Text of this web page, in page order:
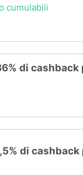
cumulabili
di cashback
di